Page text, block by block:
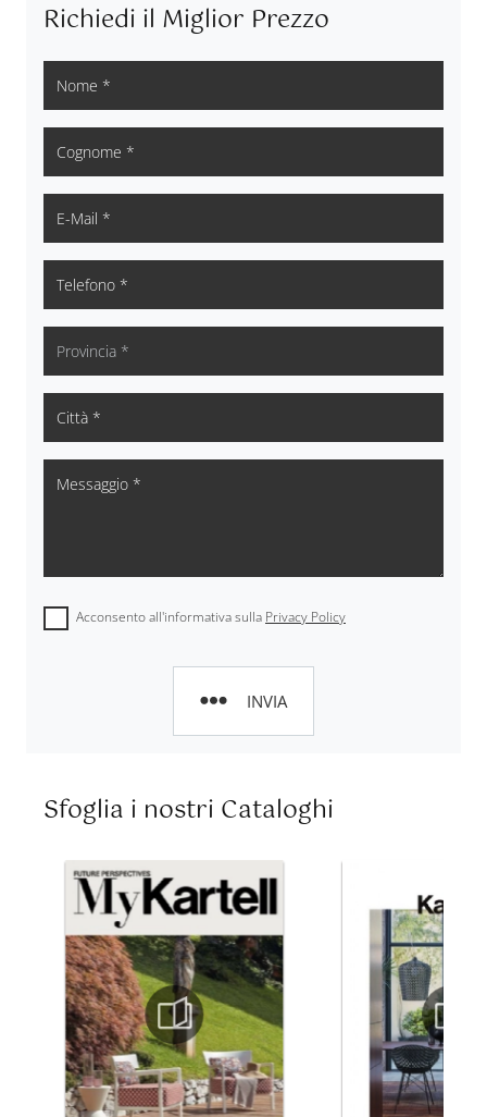
Richiedi il Miglior Prezzo
Acconsento all'informativa sulla Privacy Policy
INVIA
Sfoglia i nostri Cataloghi